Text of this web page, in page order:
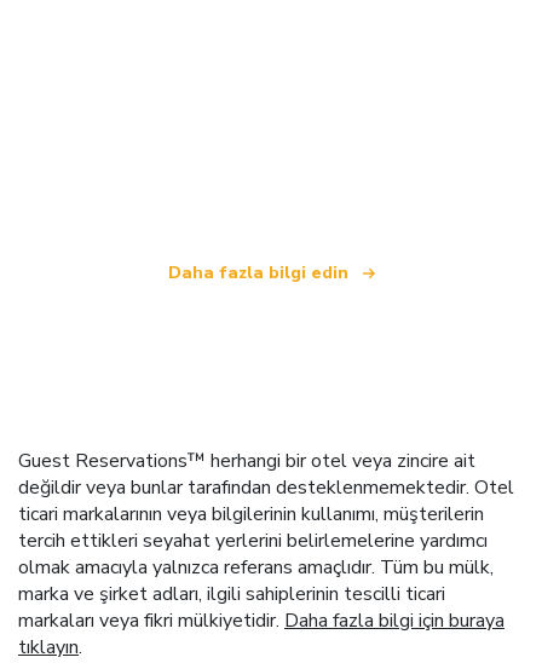
Daha fazla bilgi edin
Guest Reservations™ herhangi bir otel veya zincire ait
değildir veya bunlar tarafından desteklenmemektedir. Otel
ticari markalarının veya bilgilerinin kullanımı, müşterilerin
tercih ettikleri seyahat yerlerini belirlemelerine yardımcı
olmak amacıyla yalnızca referans amaçlıdır. Tüm bu mülk,
marka ve şirket adları, ilgili sahiplerinin tescilli ticari
markaları veya fikri mülkiyetidir. Daha fazla bilgi için buraya
tıklayın.